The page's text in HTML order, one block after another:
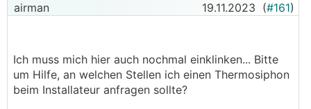
airman 19.11.2023 (#161)
Ich muss mich hier auch nochmal einklinken... Bitte
um Hilfe, an welchen Stellen ich einen Thermosiphon
beim Installateur anfragen sollte?